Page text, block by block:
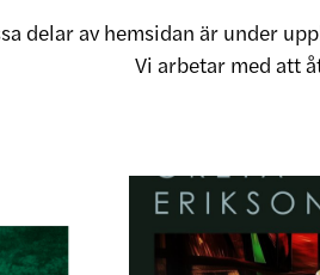
delar av hemsidan är under
Vi arbetar med att